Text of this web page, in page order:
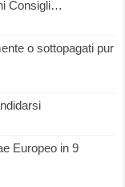
Consigli…
o sottopagati pur
Europeo in 9